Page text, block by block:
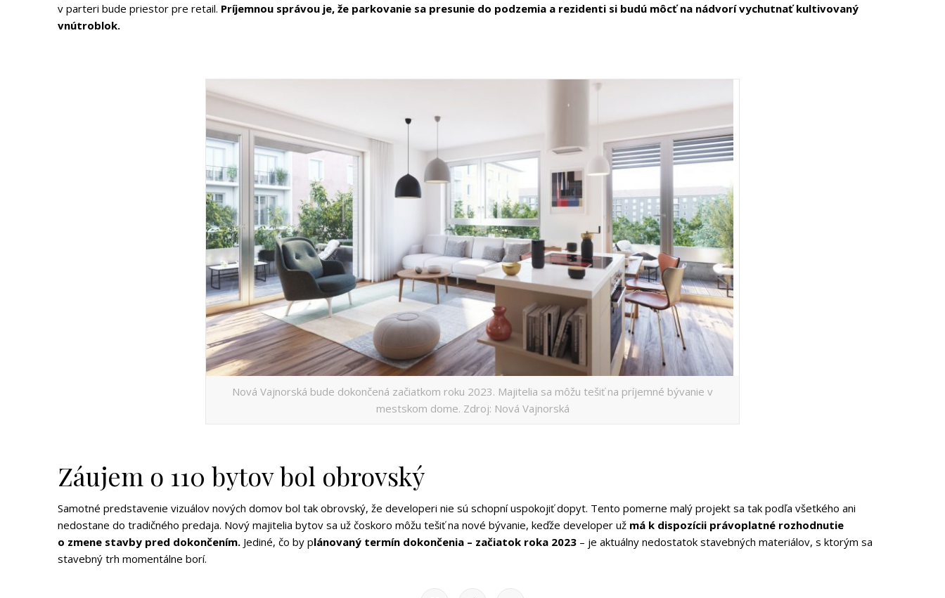
v parteri bude priestor pre retail. Príjemnou správou je, že parkovanie sa presunie do podzemia a rezidenti si budú môcť na nádvorí vychutnať kultivovaný
vnútroblok.
Nová Vajnorská bude dokončená začiatkom roku 2023. Majitelia sa môžu tešiť na príjemné bývanie v
mestskom dome. Zdroj: Nová Vajnorská
Záujem o 110 bytov bol obrovský
Samotné predstavenie vizuálov nových domov bol tak obrovský, že developeri nie sú schopní uspokojiť dopyt. Tento pomerne malý projekt sa tak podľa všetkého ani
nedostane do tradičného predaja. Nový majitelia bytov sa už čoskoro môžu tešiť na nové bývanie, keďže developer už má k dispozícii právoplatné rozhodnutie
o zmene stavby pred dokončením. Jediné, čo by plánovaný termín dokončenia – začiatok roka 2023 – je aktuálny nedostatok stavebných materiálov, s ktorým sa
stavebný trh momentálne borí.